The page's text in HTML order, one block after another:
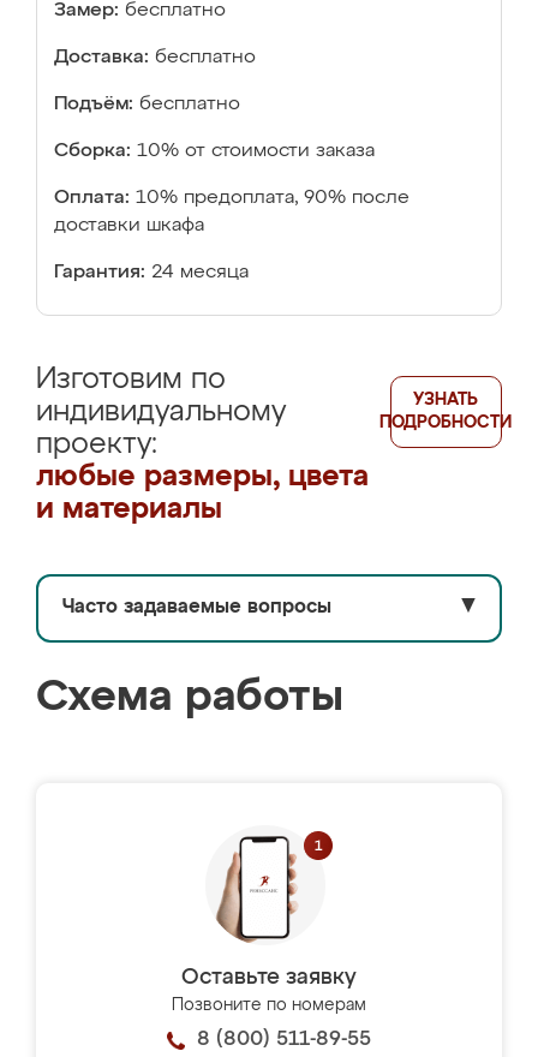
Замер: бесплатно
Доставка: бесплатно
Подъём: бесплатно
Сборка: 10% от стоимости заказа
Оплата: 10% предоплата, 90% после
доставки шкафа
Гарантия: 24 месяца
Изготовим по
индивидуальному
проекту:
любые размеры, цвета
и материалы
УЗНАТЬ
ПОДРОБНОСТИ
Часто задаваемые вопросы ▼
Схема работы
Оставьте заявку
Позвоните по номерам
8 (800) 511-89-55